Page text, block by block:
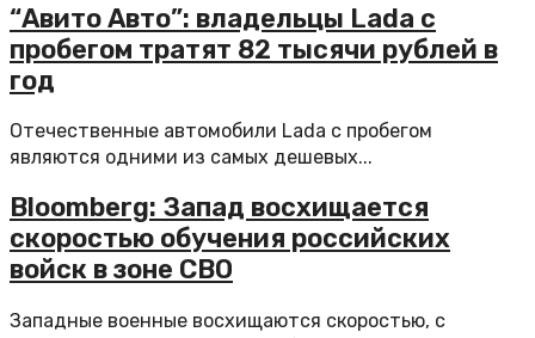
“Авито Авто”: владельцы Lada с
пробегом тратят 82 тысячи рублей в
год
Отечественные автомобили Lada с пробегом
являются одними из самых дешевых...
Bloomberg: Запад восхищается
скоростью обучения российских
войск в зоне СВО
Западные военные восхищаются скоростью, с